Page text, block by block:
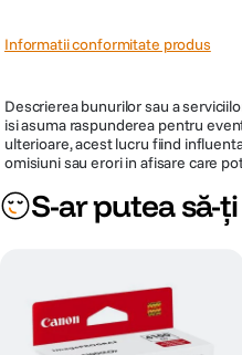
Informatii conformitate produs
Descrierea bunurilor sau a
isi asuma raspunderea pentru
ulterioare, acest lucru fiind
omisiuni sau erori in afisare care
S-ar putea să-